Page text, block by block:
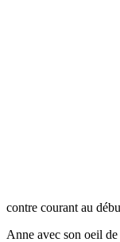
contre courant au
Anne avec son oeil